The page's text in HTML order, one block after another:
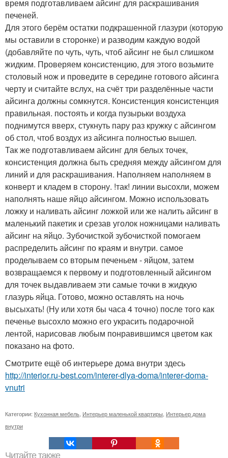
время подготавливаем айсинг для раскрашивания
печеней.
Для этого берём остатки подкрашенной глазури (которую
мы оставили в сторонке) и разводим каждую водой
(добавляйте по чуть, чуть, чтоб айсинг не был слишком
жидким. Проверяем консистенцию, для этого возьмите
столовый нож и проведите в середине готового айсинга
черту и считайте вслух, на счёт три разделённые части
айсинга должны сомкнутся. Консистенция консистенция
правильная. постоять и когда пузырьки воздуха
поднимутся вверх, стукнуть пару раз кружку с айсингом
об стол, чтоб воздух из айсинга полностью вышел.
Так же подготавливаем айсинг для белых точек,
консистенция должна быть средняя между айсингом для
линий и для раскрашивания. Наполняем наполняем в
конверт и кладем в сторону. !так! линии высохли, можем
наполнять наше яйцо айсингом. Можно использовать
ложку и наливать айсинг ложкой или же налить айсинг в
маленький пакетик и срезав уголок ножницами наливать
айсинг на яйцо. Зубочисткой зубочисткой помогаем
распределить айсинг по краям и внутри. самое
проделываем со вторым печеньем - яйцом, затем
возвращаемся к первому и подготовленный айсингом
для точек выдавливаем эти самые точки в жидкую
глазурь яйца. Готово, можно оставлять на ночь
высыхать! (Ну или хотя бы часа 4 точно) после того как
печенье высохло можно его украсить подарочной
лентой, нарисовав любым понравившимся цветом как
показано на фото.
Смотрите ещё об интерьере дома внутри здесь
http://interior.ru-best.com/interer-dlya-doma/interer-doma-
vnutri
Категории: Кухонная мебель, Интерьер маленькой квартиры, Интерьер дома
внутри
Читайте также